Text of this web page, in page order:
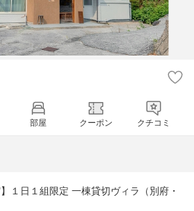
部屋 クーポン クチコミ
１日１組限定 一棟貸切ヴィラ（別府・